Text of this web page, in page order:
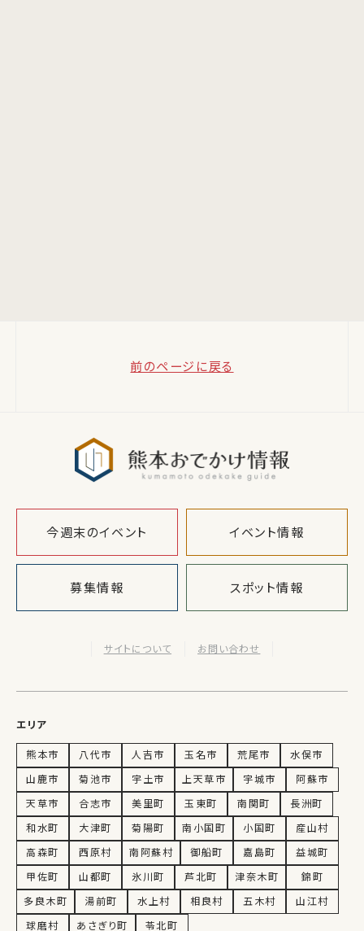
前のページに戻る
今週末のイベント イベント情報
募集情報 スポット情報
サイトについて お問い合わせ
エリア
熊本市 八代市 人吉市 玉名市 荒尾市
水俣市
山鹿市
菊池市 宇土市 上天草市 宇城市
阿蘇市
天草市
合志市 美里町 玉東町 南関町
長洲町
和水町
大津町 菊陽町 南小国町 小国町
産山村
高森町
西原村 南阿蘇村 御船町 嘉島町
益城町
甲佐町
山都町 氷川町 芦北町 津奈木町
錦町
多良木町
湯前町 水上村 相良村 五木村
山江村
球磨村
あさぎり町 苓北町